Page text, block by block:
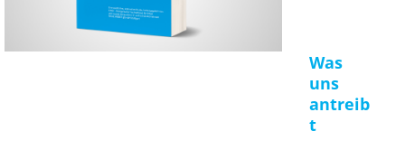
Was
uns
antreib
t